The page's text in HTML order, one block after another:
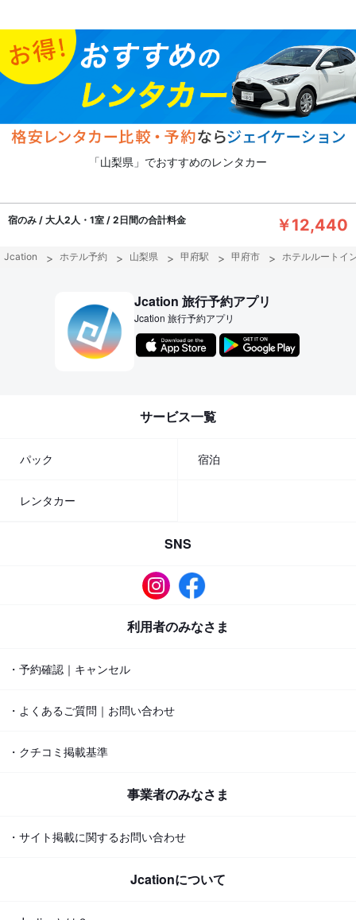
「山梨県」でおすすめのレンタカー
宿のみ / 大人2人・1室 / 2日間の合計料金 ￥12,440
Jcation ホテル予約 山梨県 甲府駅 甲府市 ホテルルートイ
Jcation 旅行予約アプリ
Jcation 旅行予約アプリ
サービス一覧
パック 宿泊
レンタカー
SNS
利用者のみなさま
・予約確認｜キャンセル
・よくあるご質問｜お問い合わせ
・クチコミ掲載基準
事業者のみなさま
・サイト掲載に関するお問い合わせ
Jcationについて